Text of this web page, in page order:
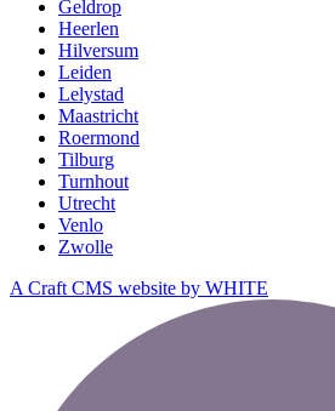
Geldrop
Heerlen
Hilversum
Leiden
Lelystad
Maastricht
Roermond
Tilburg
Turnhout
Utrecht
Venlo
Zwolle
A Craft CMS website by WHITE